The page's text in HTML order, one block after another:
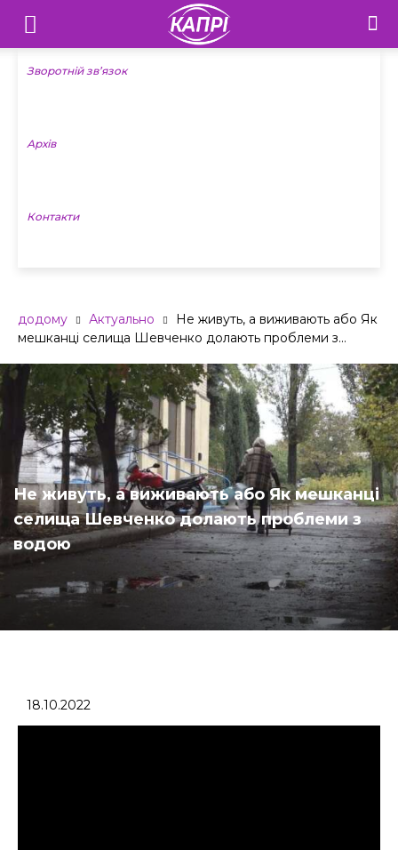
Телебачення
«Капрі»
Новини
Зворотній зв’язок
Архів
Контакти
додому Актуально
Не живуть, а виживають або Як
мешканці селища Шевченко долають проблеми з...
Не живуть, а виживають або Як мешканці
селища Шевченко долають проблеми з
водою
18.10.2022